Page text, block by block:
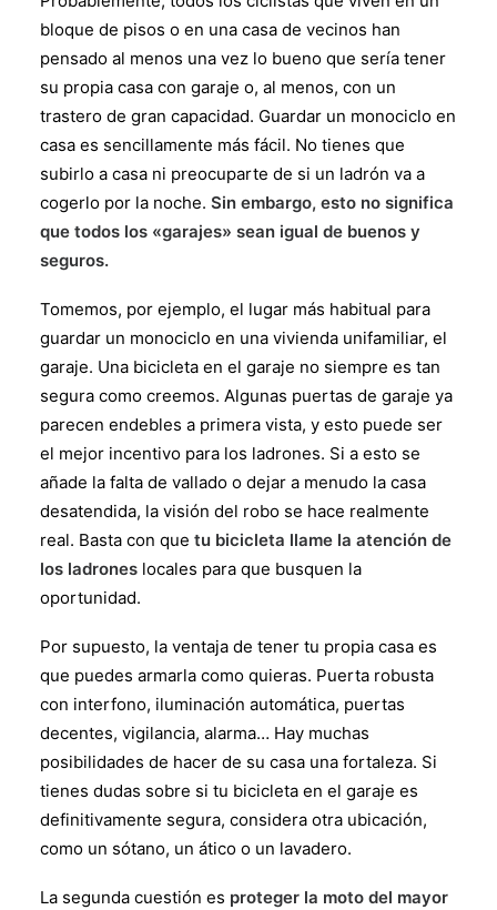
bloque de pisos o en una casa de vecinos han
pensado al menos una vez lo bueno que sería tener
su propia casa con garaje o, al menos, con un
trastero de gran capacidad. Guardar un monociclo en
casa es sencillamente más fácil. No tienes que
subirlo a casa ni preocuparte de si un ladrón va a
cogerlo por la noche. Sin embargo, esto no significa
que todos los «garajes» sean igual de buenos y
seguros.
Tomemos, por ejemplo, el lugar más habitual para
guardar un monociclo en una vivienda unifamiliar, el
garaje. Una bicicleta en el garaje no siempre es tan
segura como creemos. Algunas puertas de garaje ya
parecen endebles a primera vista, y esto puede ser
el mejor incentivo para los ladrones. Si a esto se
añade la falta de vallado o dejar a menudo la casa
desatendida, la visión del robo se hace realmente
real. Basta con que tu bicicleta llame la atención de
los ladrones locales para que busquen la
oportunidad.
Por supuesto, la ventaja de tener tu propia casa es
que puedes armarla como quieras. Puerta robusta
con interfono, iluminación automática, puertas
decentes, vigilancia, alarma… Hay muchas
posibilidades de hacer de su casa una fortaleza. Si
tienes dudas sobre si tu bicicleta en el garaje es
definitivamente segura, considera otra ubicación,
como un sótano, un ático o un lavadero.
La segunda cuestión es proteger la moto del mayor